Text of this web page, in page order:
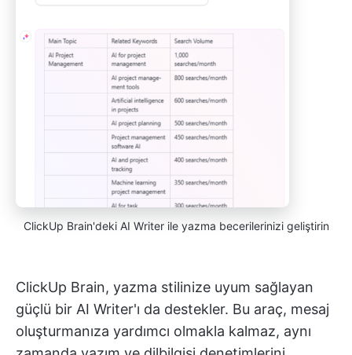
ClickUp Brain'deki AI Writer ile yazma becerilerinizi geliştirin
ClickUp Brain, yazma stilinize uyum sağlayan
güçlü bir AI Writer'ı da destekler. Bu araç, mesaj
oluşturmanıza yardımcı olmakla kalmaz, aynı